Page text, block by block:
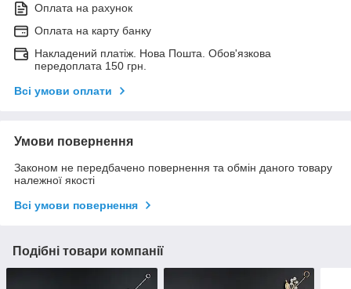
Оплата на рахунок
Оплата на карту банку
Накладений платіж. Нова Пошта. Обов'язкова
передоплата 150 грн.
Всі умови оплати
Умови повернення
Законом не передбачено повернення та обмін даного товару
належної якості
Всі умови повернення
Подібні товари компанії